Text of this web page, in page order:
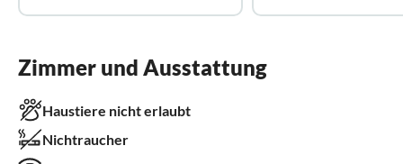
Zimmer und Ausstattung
Haustiere nicht erlaubt
Nichtraucher